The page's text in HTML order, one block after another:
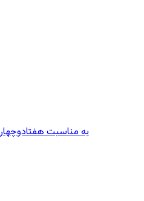
به مناسبت هفتادوچهارمین